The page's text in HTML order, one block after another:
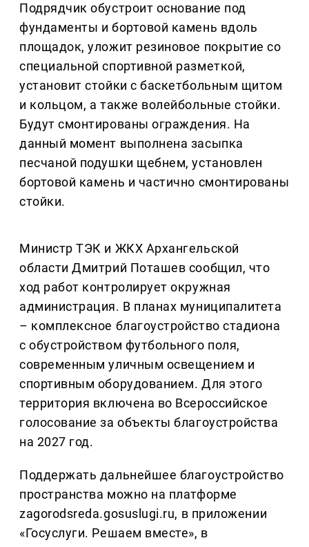
Подрядчик обустроит основание под
фундаменты и бортовой камень вдоль
площадок, уложит резиновое покрытие со
специальной спортивной разметкой,
установит стойки с баскетбольным щитом
и кольцом, а также волейбольные стойки.
Будут смонтированы ограждения. На
данный момент выполнена засыпка
песчаной подушки щебнем, установлен
бортовой камень и частично смонтированы
стойки.
Министр ТЭК и ЖКХ Архангельской
области Дмитрий Поташев сообщил, что
ход работ контролирует окружная
администрация. В планах муниципалитета
– комплексное благоустройство стадиона
с обустройством футбольного поля,
современным уличным освещением и
спортивным оборудованием. Для этого
территория включена во Всероссийское
голосование за объекты благоустройства
на 2027 год.
Поддержать дальнейшее благоустройство
пространства можно на платформе
zagorodsreda.gosuslugi.ru, в приложении
«Госуслуги. Решаем вместе», в